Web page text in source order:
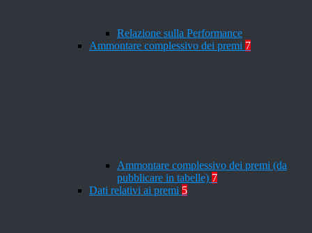
Relazione sulla Performance
Ammontare complessivo dei premi 7
Ammontare complessivo dei premi (da
pubblicare in tabelle) 7
Dati relativi ai premi 5